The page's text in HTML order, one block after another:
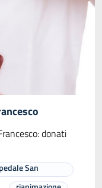
donati
San